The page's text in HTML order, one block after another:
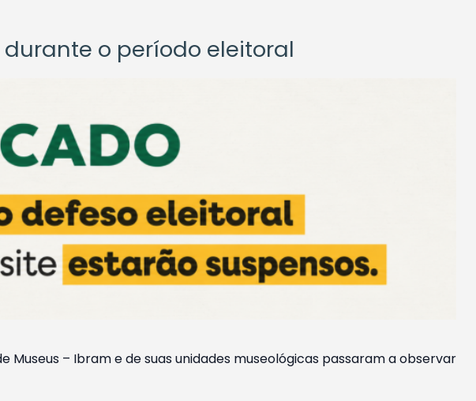
o período eleitoral
Museus – Ibram e de suas unidades museológicas passaram a observar